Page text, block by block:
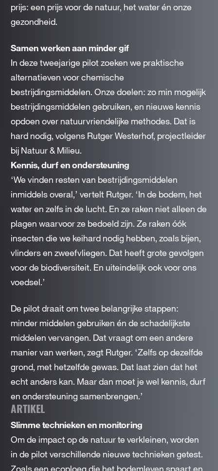
prijs: een prijs voor de natuur, het water én onze
gezondheid.
Samen werken aan minder gif
In deze tweejarige pilot zoeken we praktische
alternatieven voor chemische
bestrijdingsmiddelen. Onze doelen: zo min mogelijk
bestrijdingsmiddelen gebruiken, en nieuwe kennis
opdoen over natuurvriendelijke methodes. Dat is
hard nodig, volgens Rutger Westerhof, projectleider
bij Natuur & Milieu.
Kennis, durf en ondersteuning
‘We vinden resten van bestrijdingsmiddelen
inmiddels overal,’ vertelt Rutger. ‘In de bodem, het
water en zelfs in de lucht. En ze raken niet alleen de
plagen waarvoor ze bedoeld zijn. Ze raken óók
insecten die we keihard nodig hebben, zoals bijen,
vlinders en zweefvliegen. Dat heeft grote gevolgen
voor de biodiversiteit. En uiteindelijk ook voor ons
voedsel.’
De pilot draait om twee belangrijke stappen:
minder middelen gebruiken én de schadelijkste
middelen vervangen. Dat vraagt om een andere
manier van werken, zegt Rutger. ‘Zelfs op dezelfde
grond, met hetzelfde gewas. Dat laat zien dat het
echt anders kan. Maar dan moet je wel kennis, durf
en ondersteuning samenbrengen.’
ARTIKEL
Slimme technieken en monitoring
Om de impact op de natuur te verkleinen, worden
in de pilot verschillende nieuwe technieken getest.
Zoals een ecoploeg die het bodemleven spaart en